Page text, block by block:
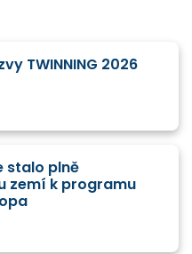
TWINNING 2026
stalo plně
zemí k programu